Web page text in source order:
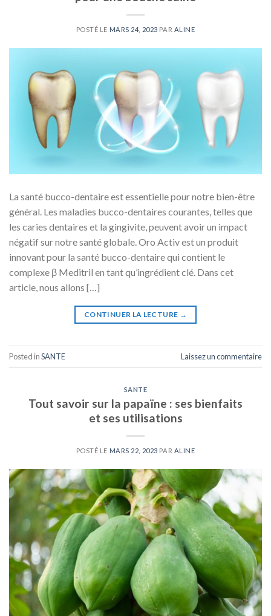
POSTÉ LE MARS 24, 2023 PAR ALINE
La santé bucco-dentaire est essentielle pour notre bien-être
général. Les maladies bucco-dentaires courantes, telles que
les caries dentaires et la gingivite, peuvent avoir un impact
négatif sur notre santé globale. Oro Activ est un produit
innovant pour la santé bucco-dentaire qui contient le
complexe β Meditril en tant qu’ingrédient clé. Dans cet
article, nous allons […]
CONTINUER LA LECTURE →
Posted inSANTE Laissez un commentaire
SANTE
Tout savoir sur la papaïne : ses bienfaits
et ses utilisations
POSTÉ LE MARS 22, 2023 PAR ALINE